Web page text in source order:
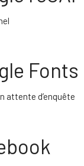
Fonts
attente d’enquête